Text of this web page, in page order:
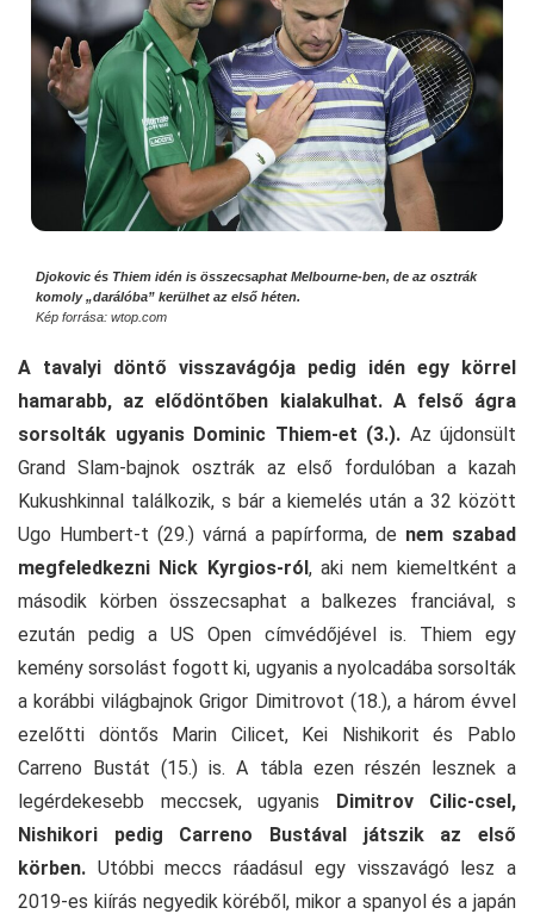
Djokovic és Thiem idén is összecsaphat Melbourne-ben, de az osztrák
komoly „darálóba” kerülhet az első héten.
Kép forrása: wtop.com
A tavalyi döntő visszavágója pedig idén egy körrel
hamarabb, az elődöntőben kialakulhat. A felső ágra
sorsolták ugyanis Dominic Thiem-et (3.). Az újdonsült
Grand Slam-bajnok osztrák az első fordulóban a kazah
Kukushkinnal találkozik, s bár a kiemelés után a 32 között
Ugo Humbert-t (29.) várná a papírforma, de nem szabad
megfeledkezni Nick Kyrgios-ról, aki nem kiemeltként a
második körben összecsaphat a balkezes franciával, s
ezután pedig a US Open címvédőjével is. Thiem egy
kemény sorsolást fogott ki, ugyanis a nyolcadába sorsolták
a korábbi világbajnok Grigor Dimitrovot (18.), a három évvel
ezelőtti döntős Marin Cilicet, Kei Nishikorit és Pablo
Carreno Bustát (15.) is. A tábla ezen részén lesznek a
legérdekesebb meccsek, ugyanis Dimitrov Cilic-csel,
Nishikori pedig Carreno Bustával játszik az első
körben. Utóbbi meccs ráadásul egy visszavágó lesz a
2019-es kiírás negyedik köréből, mikor a spanyol és a japán